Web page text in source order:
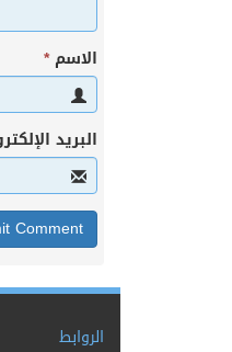
الاسم*
البريد
الروابط